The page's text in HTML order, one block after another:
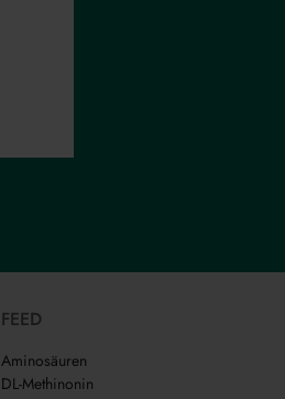
FEED
Aminosäuren
DL-Methinonin